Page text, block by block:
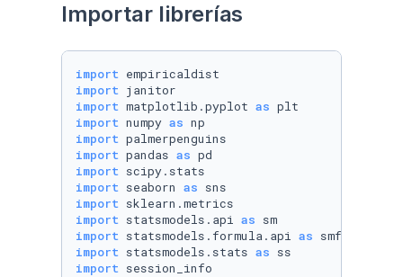
Importar librerías
import
import
import matplotlib.pyplot as
import numpy as
import
import pandas as
import
import seaborn as
import
import statsmodels.api as
import statsmodels.formula.api as
import statsmodels.stats as
import session_info